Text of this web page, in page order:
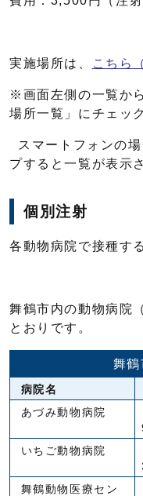
実施場所は、 こちら
※画面左側の一覧か
場所一覧」にチェッ
スマートフォンの
プすると一覧が表示
個別注射
各動物病院で接種す
舞鶴市内の動物病院
とおりです。
舞鶴
病院名
あづみ動物病院
いちご動物病院
舞鶴動物医療セン